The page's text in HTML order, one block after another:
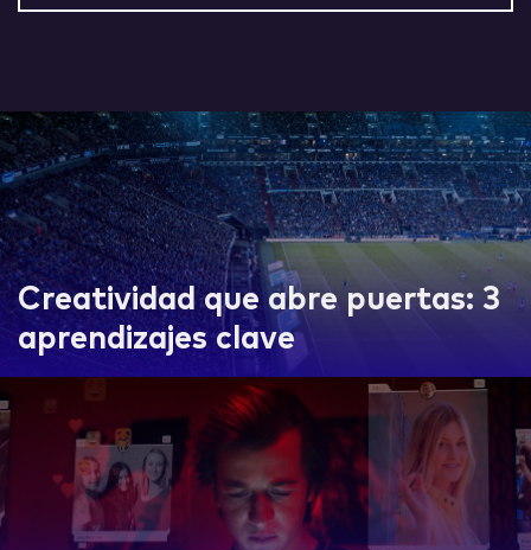
Creatividad que abre puertas: 3
aprendizajes clave